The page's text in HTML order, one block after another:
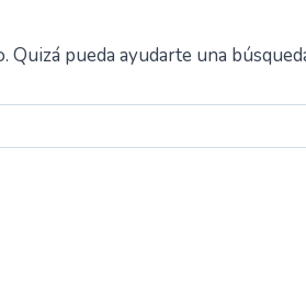
pueda ayudarte una